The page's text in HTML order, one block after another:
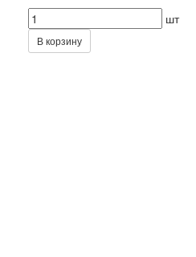
шт
В корзину